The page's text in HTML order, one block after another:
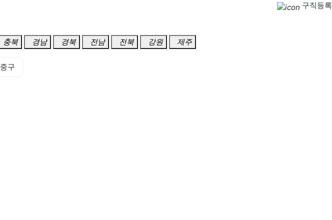
구직등록
충북 경남 경북 전남 전북 강원 제주
중구